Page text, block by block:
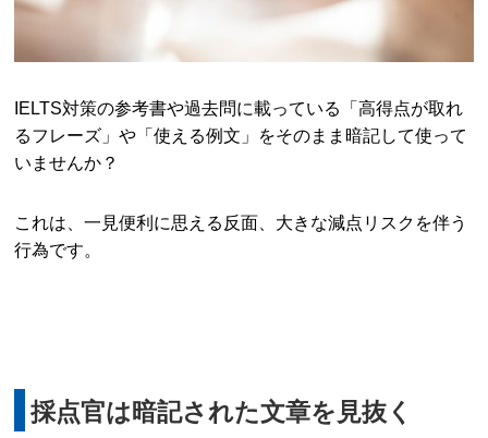
IELTS対策の参考書や過去問に載っている「高得点が取れ
るフレーズ」や「使える例文」をそのまま暗記して使って
いませんか？
これは、一見便利に思える反面、大きな減点リスクを伴う
行為です。
採点官は暗記された文章を見抜く